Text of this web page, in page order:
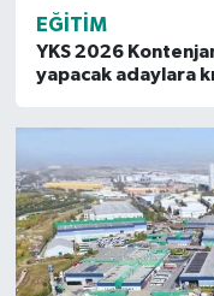
EĞITIM
YKS 2026
yapacak adaylara